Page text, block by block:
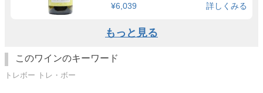
¥6,039 詳しくみる
もっと見る
このワインのキーワード
トレボー トレ・ボー